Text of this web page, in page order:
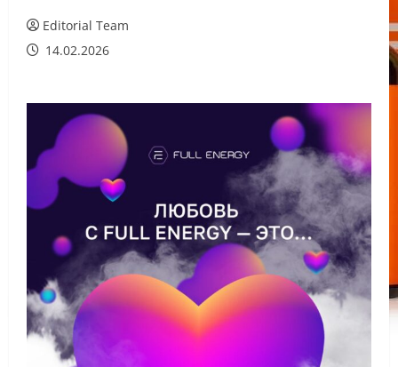
Editorial Team
14.02.2026